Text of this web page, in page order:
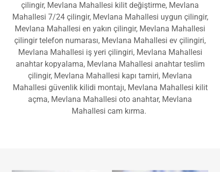
Mahallesi kapı açma servisi, Mevlana Mahallesi oto
çilingir, Mevlana Mahallesi kilit değiştirme, Mevlana
Mahallesi 7/24 çilingir, Mevlana Mahallesi uygun çilingir,
Mevlana Mahallesi en yakın çilingir, Mevlana Mahallesi
çilingir telefon numarası, Mevlana Mahallesi ev çilingiri,
Mevlana Mahallesi iş yeri çilingiri, Mevlana Mahallesi
anahtar kopyalama, Mevlana Mahallesi anahtar teslim
çilingir, Mevlana Mahallesi kapı tamiri, Mevlana
Mahallesi güvenlik kilidi montajı, Mevlana Mahallesi kilit
açma, Mevlana Mahallesi oto anahtar, Mevlana